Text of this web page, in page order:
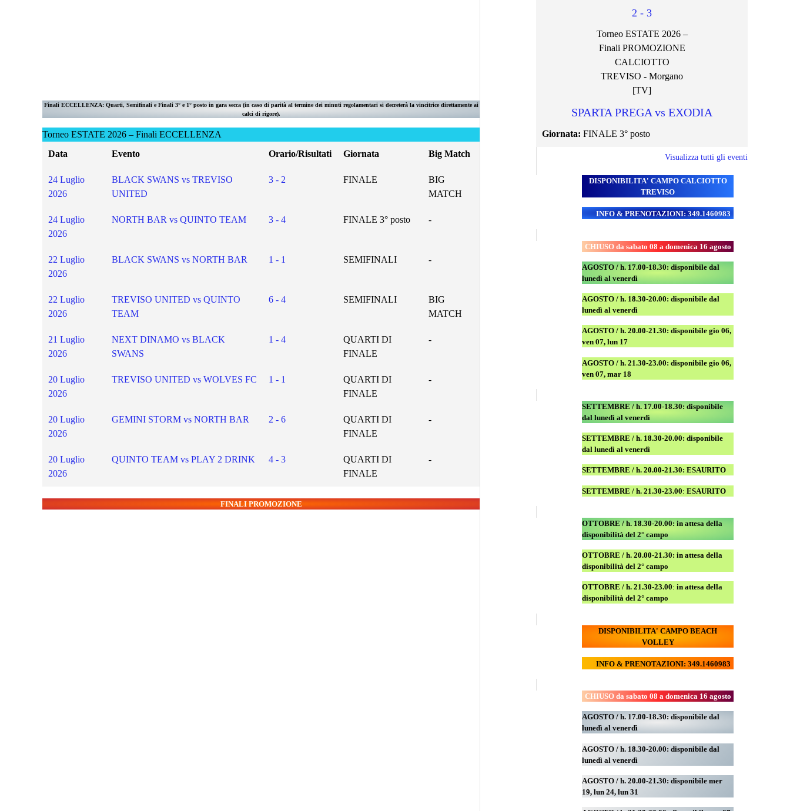
Finali ECCELLENZA:Quarti, Semifinali e Finali 3° e 1° posto in gara secca (in caso di parità al termine dei minuti regolamentari si decreterà la vincitrice direttamente ai
calci di rigore).
Torneo ESTATE 2026 – Finali ECCELLENZA
Data
Evento Orario/Risultati Giornata Big Match
24 Luglio
2026
BLACK SWANS vs TREVISO
UNITED
3 - 2 FINALE
BIG
MATCH
24 Luglio
2026
NORTH BAR vs QUINTO TEAM 3 - 4 FINALE 3° posto -
22 Luglio
2026
BLACK SWANS vs NORTH BAR 1 - 1 SEMIFINALI -
22 Luglio
2026
TREVISO UNITED vs QUINTO
TEAM
6 - 4 SEMIFINALI
BIG
MATCH
21 Luglio
2026
NEXT DINAMO vs BLACK
SWANS
1 - 4
QUARTI DI
FINALE
-
20 Luglio
2026
TREVISO UNITED vs WOLVES FC 1 - 1
QUARTI DI
FINALE
-
20 Luglio
2026
GEMINI STORM vs NORTH BAR 2 - 6
QUARTI DI
FINALE
-
20 Luglio
2026
QUINTO TEAM vs PLAY 2 DRINK 4 - 3
QUARTI DI
FINALE
-
FINALI PROMOZIONE
2 - 3
Torneo ESTATE 2026 –
Finali PROMOZIONE
CALCIOTTO
TREVISO - Morgano
[TV]
SPARTA PREGA vs EXODIA
Giornata: FINALE 3° posto
Visualizza tutti gli eventi
DISPONIBILITA' CAMPO CALCIOTTO
TREVISO
INFO & PRENOTAZIONI: 349.1460983
CHIUSO da sabato 08 a domenica 16 agosto
AGOSTO / h. 17.00-18.30: disponibile dal
lunedì al venerdì
AGOSTO / h. 18.30-20.00: disponibile dal
lunedì al venerdì
AGOSTO / h. 20.00-21.30: disponibile gio 06,
ven 07, lun 17
AGOSTO / h. 21.30-23.00:disponibile gio 06,
ven 07, mar 18
SETTEMBRE / h. 17.00-18.30: disponibile
dal lunedì al venerdì
SETTEMBRE / h. 18.30-20.00: disponibile
dal lunedì al venerdì
SETTEMBRE / h. 20.00-21.30: ESAURITO
SETTEMBRE / h. 21.30-23.00:ESAURITO
OTTOBRE / h. 18.30-20.00:in attesa della
disponibilità del 2° campo
OTTOBRE / h. 20.00-21.30:in attesa della
disponibilità del 2° campo
OTTOBRE / h. 21.30-23.00:in attesa della
disponibilità del 2° campo
DISPONIBILITA' CAMPO BEACH
VOLLEY
INFO & PRENOTAZIONI: 349.1460983
CHIUSO da sabato 08 a domenica 16 agosto
AGOSTO / h. 17.00-18.30: disponibile dal
lunedì al venerdì
AGOSTO / h. 18.30-20.00: disponibile dal
lunedì al venerdì
AGOSTO / h. 20.00-21.30: disponibile mer
19, lun 24, lun 31